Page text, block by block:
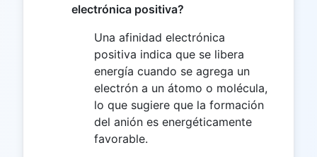
electrónica positiva?
Una afinidad electrónica
positiva indica que se libera
energía cuando se agrega un
electrón a un átomo o molécula,
lo que sugiere que la formación
del anión es energéticamente
favorable.